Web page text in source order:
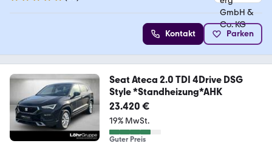
Kontakt Parken
Seat Ateca 2.0 TDI 4Drive DSG
Style *Standheizung*AHK
23.420 €
19% MwSt.
Guter Preis